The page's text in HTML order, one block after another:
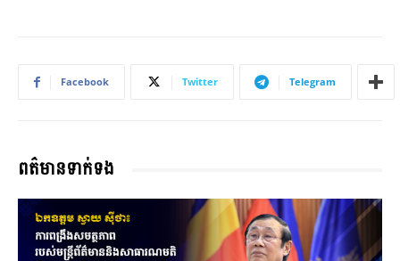
Facebook Twitter Telegram
ពត៌មានទាក់ទង